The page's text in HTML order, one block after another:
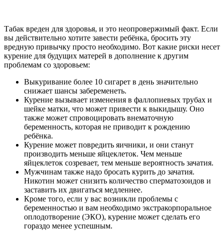
Табак вреден для здоровья, и это неопровержимый факт. Если
вы действительно хотите завести ребёнка, бросить эту
вредную привычку просто необходимо. Вот какие риски несет
курение для будущих матерей в дополнение к другим
проблемам со здоровьем:
Выкуривание более 10 сигарет в день значительно
снижает шансы забеременеть.
Курение вызывает изменения в фаллопиевых трубах и
шейке матки, что может привести к выкидышу. Оно
также может спровоцировать внематочную
беременность, которая не приводит к рождению
ребёнка.
Курение может повредить яичники, и они станут
производить меньше яйцеклеток. Чем меньше
яйцеклеток созревает, тем меньше вероятность зачатия.
Мужчинам также надо бросать курить до зачатия.
Никотин может снизить количество сперматозоидов и
заставить их двигаться медленнее.
Кроме того, если у вас возникли проблемы с
беременностью и вам необходимо экстракорпоральное
оплодотворение (ЭКО), курение может сделать его
гораздо менее успешным.